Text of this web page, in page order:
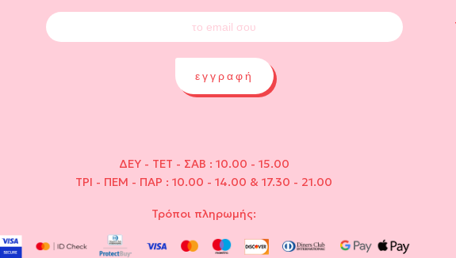
εγγραφή
ΔΕΥ - ΤΕΤ - ΣΑΒ : 10.00 - 15.00
ΤΡΙ - ΠΕΜ - ΠΑΡ : 10.00 - 14.00 & 17.30 - 21.00
Τρόποι πληρωμής: